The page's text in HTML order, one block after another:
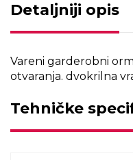
Detaljniji opis
Vareni garderobni
otvaranja. dvokrilna
Tehničke